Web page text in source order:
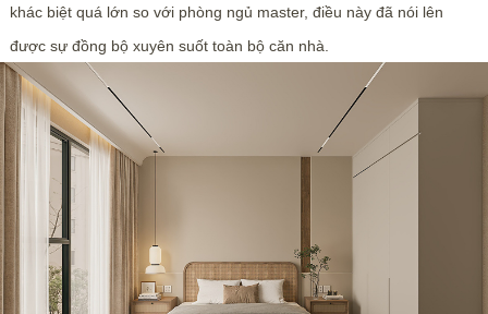
khác biệt quá lớn so với phòng ngủ master, điều này đã nói lên
được sự đồng bộ xuyên suốt toàn bộ căn nhà.